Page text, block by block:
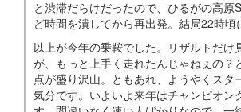
と渋滞だらけだったので、ひるがの高原
ど時間を潰してから再出発。結局22時頃
以上が今年の乗鞍でした。リザルトだけ
が、もっと上手く走れたんじゃねぇの？
点が盛り沢山。ともあれ、ようやくスタ
気分です。いよいよ来年はチャンピオン